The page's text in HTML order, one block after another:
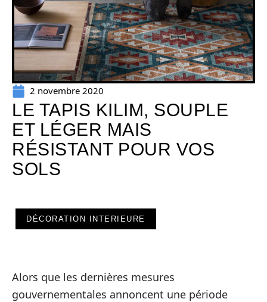
2 novembre 2020
LE TAPIS KILIM, SOUPLE
ET LÉGER MAIS
RÉSISTANT POUR VOS
SOLS
DÉCORATION INTERIEURE
Alors que les dernières mesures
gouvernementales annoncent une période